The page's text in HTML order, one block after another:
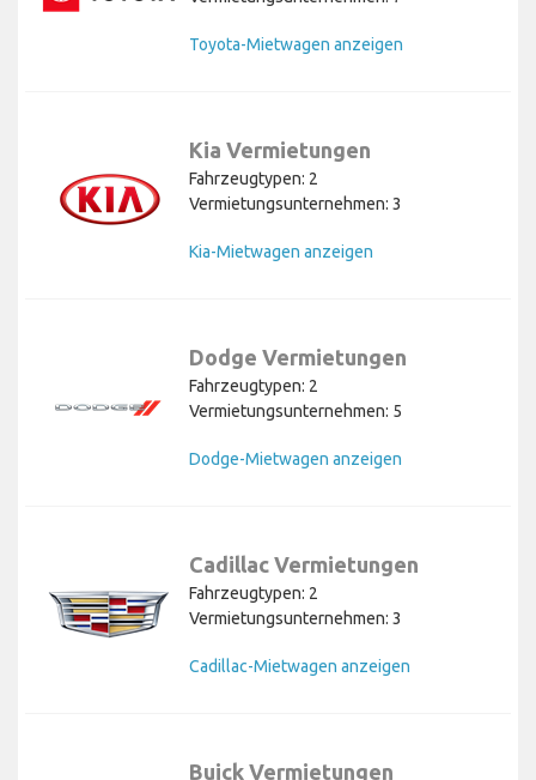
Toyota-Mietwagen anzeigen
Kia Vermietungen
Fahrzeugtypen: 2
Vermietungsunternehmen: 3
Kia-Mietwagen anzeigen
Dodge Vermietungen
Fahrzeugtypen: 2
Vermietungsunternehmen: 5
Dodge-Mietwagen anzeigen
Cadillac Vermietungen
Fahrzeugtypen: 2
Vermietungsunternehmen: 3
Cadillac-Mietwagen anzeigen
Buick Vermietungen